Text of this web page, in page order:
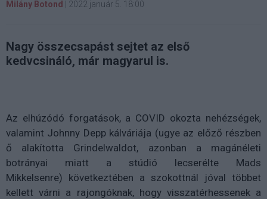
Milány Botond 2022 január 5. 18:00
Nagy összecsapást sejtet az első
kedvcsináló, már magyarul is.
Az elhúzódó forgatások, a COVID okozta nehézségek,
valamint Johnny Depp kálváriája (ugye az előző részben
ő alakította Grindelwaldot, azonban a magánéleti
botrányai miatt a stúdió lecserélte Mads
Mikkelsenre) következtében a szokottnál jóval többet
kellett várni a rajongóknak, hogy visszatérhessenek a